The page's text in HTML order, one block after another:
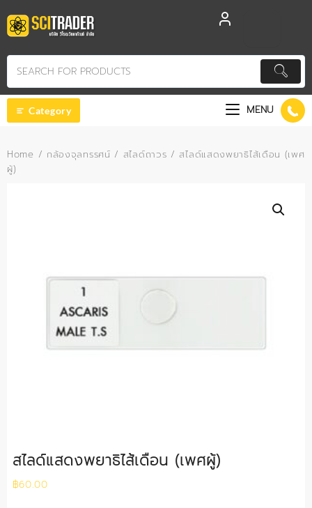
to
content
Category MENU
Home / กล้องจุลทรรศน์ / สไลด์ถาวร / สไลด์แสดงพยาธิไส้เดือน (เพศ
ผู้)
สไลด์แสดงพยาธิไส้เดือน (เพศผู้)
฿60.00